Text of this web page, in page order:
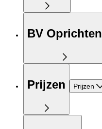
BV Oprichten
Prijzen Prijzen